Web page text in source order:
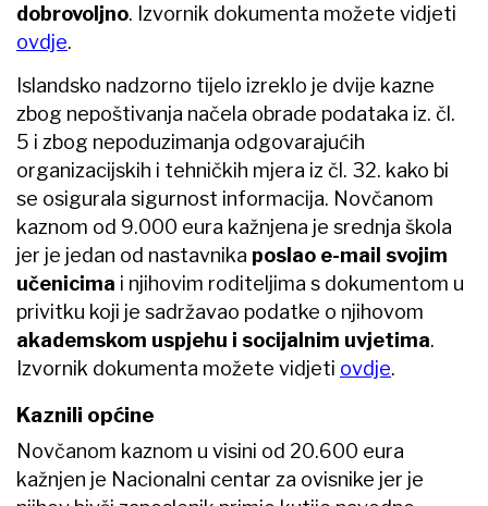
dobrovoljno. Izvornik dokumenta možete vidjeti
ovdje.
Islandsko nadzorno tijelo izreklo je dvije kazne
zbog nepoštivanja načela obrade podataka iz. čl.
5 i zbog nepoduzimanja odgovarajućih
organizacijskih i tehničkih mjera iz čl. 32. kako bi
se osigurala sigurnost informacija. Novčanom
kaznom od 9.000 eura kažnjena je srednja škola
jer je jedan od nastavnika poslao e-mail svojim
učenicima i njihovim roditeljima s dokumentom u
privitku koji je sadržavao podatke o njihovom
akademskom uspjehu i socijalnim uvjetima.
Izvornik dokumenta možete vidjeti ovdje.
Kaznili općine
Novčanom kaznom u visini od 20.600 eura
kažnjen je Nacionalni centar za ovisnike jer je